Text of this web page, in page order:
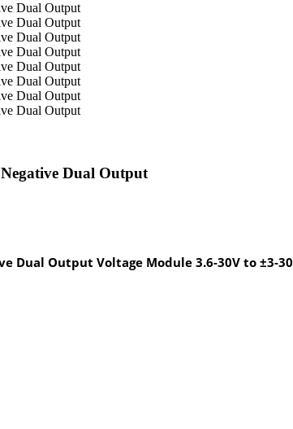
Dual Output
Dual Output Voltage Module 3.6-30V to ±3-